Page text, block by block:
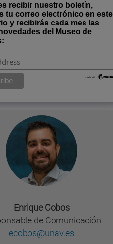
recibir nuestro boletín,
tu correo electrónico en este
y recibirás cada mes las
del Museo de
Enrique Cobos
de Comunicación
ecobos@unav.es